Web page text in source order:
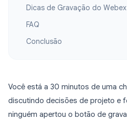
FAQ
Conclusão
Você está a 30 minutos de uma
discutindo decisões de projeto e
ninguém apertou o botão de